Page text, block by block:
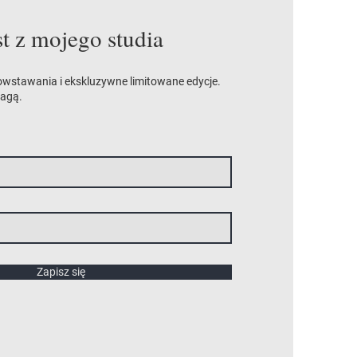
z mojego studia
i ekskluzywne limitowane edycje.
Zapisz się